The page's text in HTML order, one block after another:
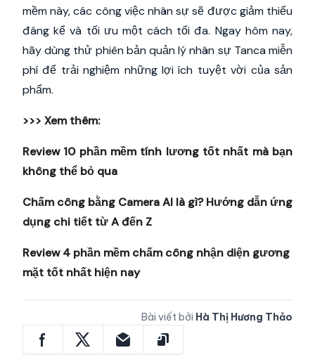
mềm này, các công việc nhân sự sẽ được giảm thiểu
đáng kể và tối ưu một cách tối đa. Ngay hôm nay,
hãy dùng thử phiên bản quản lý nhân sự Tanca miễn
phí để trải nghiệm những lợi ích tuyệt vời của sản
phẩm.
>>> Xem thêm:
Review 10 phần mềm tính lương tốt nhất mà bạn
không thể bỏ qua
Chấm công bằng Camera AI là gì? Hướng dẫn ứng
dụng chi tiết từ A đến Z
Review 4 phần mềm chấm công nhận diện gương
mặt tốt nhất hiện nay
Bài viết bởi Hà Thị Hương Thảo